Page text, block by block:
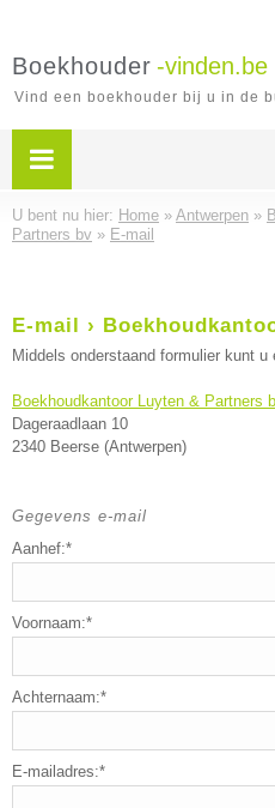
Boekhouder -vinden.be
Vind een boekhouder bij u in de
U bent nu hier: Home » Antwerpen »
Partners bv » E-mail
E-mail ›
Middels onderstaand formulier kunt
Boekhoudkantoor Luyten & Partners
Dageraadlaan 10
2340 Beerse (Antwerpen)
Gegevens e-mail
Aanhef:*
Voornaam:*
Achternaam:*
E-mailadres:*